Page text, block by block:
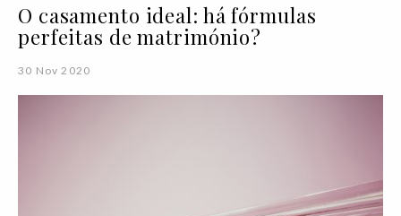
O casamento ideal: há fórmulas
perfeitas de matrimónio?
30 Nov 2020